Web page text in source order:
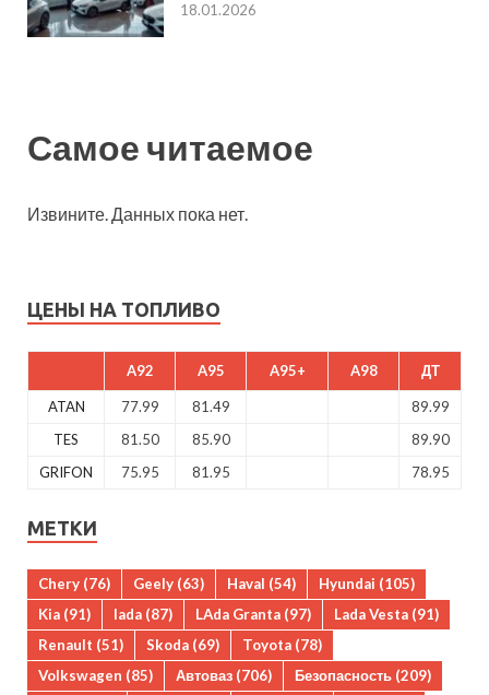
18.01.2026
Самое читаемое
Извините. Данных пока нет.
ЦЕНЫ НА ТОПЛИВО
A92 A95 A95+ A98 ДТ
ATAN 77.99 81.49
89.99
TES
81.50 85.90
89.90
GRIFON
75.95 81.95 78.95
МЕТКИ
Chery (76) Geely (63) Haval (54) Hyundai (105)
Kia (91) lada (87) LAda Granta (97) Lada Vesta (91)
Renault (51) Skoda (69) Toyota (78)
Volkswagen (85) Автоваз (706) Безопасность (209)